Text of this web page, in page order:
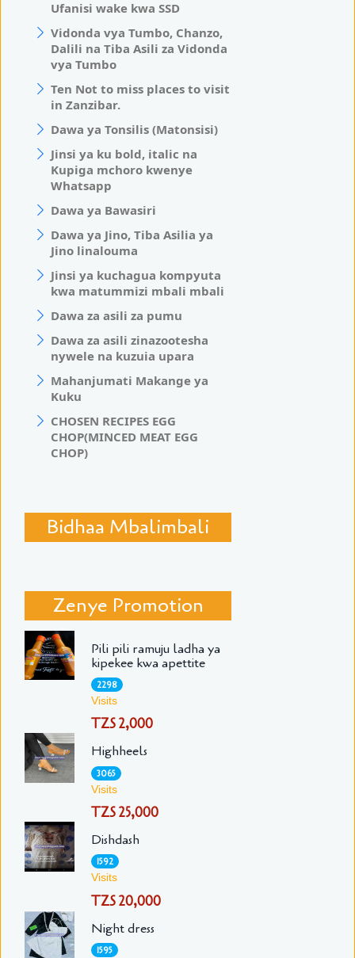
Ufanisi wake kwa SSD
Vidonda vya Tumbo, Chanzo,
Dalili na Tiba Asili za Vidonda
vya Tumbo
Ten Not to miss places to visit
in Zanzibar.
Dawa ya Tonsilis (Matonsisi)
Jinsi ya ku bold, italic na
Kupiga mchoro kwenye
Whatsapp
Dawa ya Bawasiri
Dawa ya Jino, Tiba Asilia ya
Jino linalouma
Jinsi ya kuchagua kompyuta
kwa matummizi mbali mbali
Dawa za asili za pumu
Dawa za asili zinazootesha
nywele na kuzuia upara
Mahanjumati Makange ya
Kuku
CHOSEN RECIPES EGG
CHOP(MINCED MEAT EGG
CHOP)
Bidhaa Mbalimbali
Zenye Promotion
Pili pili ramuju ladha ya
kipekee kwa apettite
2298
Visits
TZS 2,000
Highheels
3065
Visits
TZS 25,000
Dishdash
1592
Visits
TZS 20,000
Night dress
1595